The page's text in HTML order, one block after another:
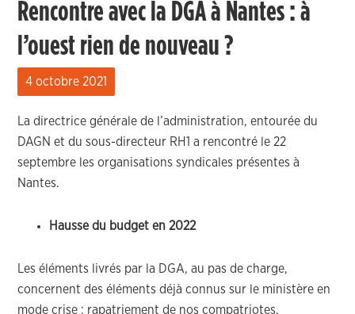
Rencontre avec la DGA à Nantes : à
l’ouest rien de nouveau ?
4 octobre 2021
La directrice générale de l’administration, entourée du
DAGN et du sous-directeur RH1 a rencontré le 22
septembre les organisations syndicales présentes à
Nantes.
Hausse du budget en 2022
Les éléments livrés par la DGA, au pas de charge,
concernent des éléments déjà connus sur le ministère en
mode crise : rapatriement de nos compatriotes,